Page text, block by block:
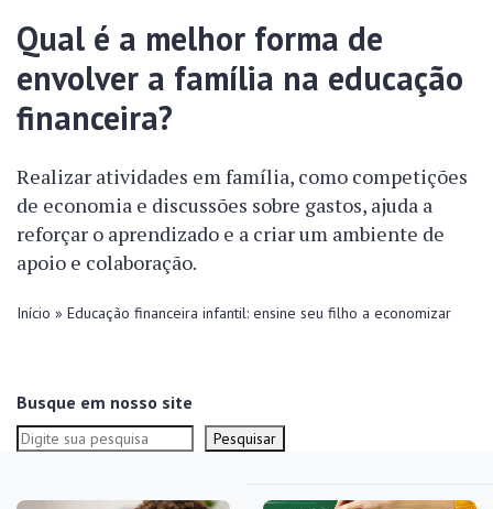
Qual é a melhor forma de
envolver a família na educação
financeira?
Realizar atividades em família, como competições
de economia e discussões sobre gastos, ajuda a
reforçar o aprendizado e a criar um ambiente de
apoio e colaboração.
Início » Educação financeira infantil: ensine seu filho a economizar
Busque em nosso site
Pesquisar